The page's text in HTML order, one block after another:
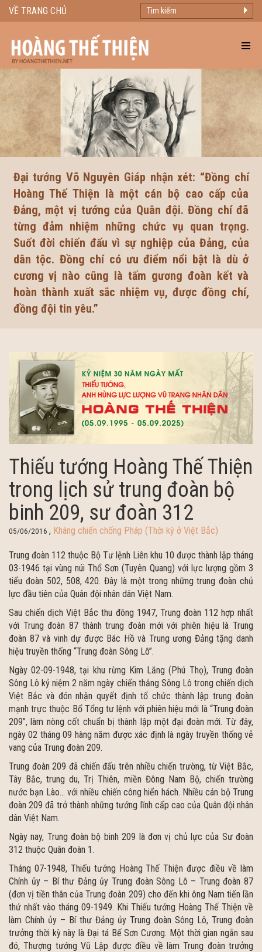
VỀ TRANG CHỦ
Đại tướng Võ Nguyên Giáp nhận xét: “Đồng chí
Hoàng Thế Thiện là một cán bộ cao cấp của
Đảng, một vị tướng của Quân đội. Đồng chí đã
từng đảm nhiệm những chức vụ quan trọng.
Suốt đời chiến đấu vì sự nghiệp của Đảng, của
dân tộc. Đồng chí có ưu điểm nổi bật là dù ở
cương vị nào cũng là tấm gương đoàn kết và
hoàn thành xuất sắc nhiệm vụ, được đồng chí,
đồng đội tin yêu.”
Thiếu tướng Hoàng Thế Thiện
trong lịch sử trung đoàn bộ
binh 209, sư đoàn 312
05/06/2016 , Kháng chiến chống Pháp (Thời kỳ ở Việt Bắc)
Trung đoàn 112 thuộc Bộ Tư lệnh Liên khu 10 được thành lập tháng
03-1946 tại vùng núi Thổ Sơn (Tuyên Quang) với lực lượng gồm 3
tiểu đoàn 502, 508, 420. Đây là một trong những trung đoàn chủ
lực đầu tiên của Quân đội nhân dân Việt Nam.
Sau chiến dịch Việt Bắc thu đông 1947, Trung đoàn 112 hợp nhất
với Trung đoàn 87 thành trung đoàn mới với phiên hiệu là Trung
đoàn 87 và vinh dự được Bác Hồ và Trung ương Đảng tặng danh
hiệu truyền thống “Trung đoàn Sông Lô”.
Ngày 02-09-1948, tại khu rừng Kim Lăng (Phú Thọ), Trung đoàn
Sông Lô kỷ niệm 2 năm ngày chiến thắng Sông Lô trong chiến dịch
Việt Bắc và đón nhận quyết định tổ chức thành lập trung đoàn
mạnh trực thuộc Bổ Tổng tư lệnh với phiên hiệu mới là “Trung đoàn
209”, làm nòng cốt chuẩn bị thành lập một đại đoàn mới. Từ đây,
ngày 02 tháng 09 hàng năm được xác định là ngày truyền thống vẻ
vang của Trung đoàn 209.
Trung đoàn 209 đã chiến đấu trên nhiều chiến trường, từ Việt Bắc,
Tây Bắc, trung du, Trị Thiên, miền Đông Nam Bộ, chiến trường
nước bạn Lào… với nhiều chiến công hiển hách. Nhiều cán bộ Trung
đoàn 209 đã trở thành những tướng lĩnh cấp cao của Quân đội nhân
dân Việt Nam.
Ngày nay, Trung đoàn bộ binh 209 là đơn vị chủ lực của Sư đoàn
312 thuộc Quân đoàn 1.
Tháng 07-1948, Thiếu tướng Hoàng Thế Thiện được điều về làm
Chính ủy – Bí thư Đảng ủy Trung đoàn Sông Lô – Trung đoàn 87
(đơn vị tiền thân của Trung đoàn 209) cho đến khi ông Nam tiến lần
thứ nhất vào tháng 09-1949. Khi Thiếu tướng Hoàng Thế Thiện về
làm Chính ủy – Bí thư Đảng ủy Trung đoàn Sông Lô, Trung đoàn
trưởng thời kỳ này là Đại tá Bế Sơn Cương. Một thời gian ngắn sau
đó, Thượng tướng Vũ Lập được điều về làm Trung đoàn trưởng